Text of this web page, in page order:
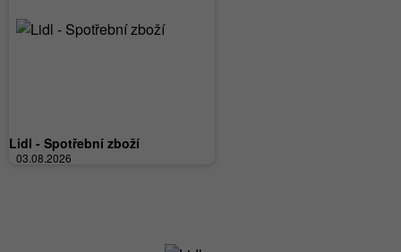
Lidl - Spotřební zboží
03.08.2026